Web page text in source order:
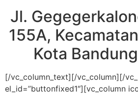
Jl.
155A,
Kota
[/vc_column_text][/vc_column][/
el_id=”buttonfixed1″][vc_column